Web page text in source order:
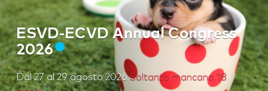
ESVD-ECVD Annual Congress
2026
Dal27al29 agosto 2026 Soltanto mancano 18